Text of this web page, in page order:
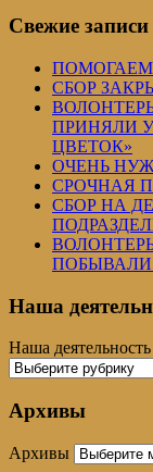
Свежие записи
СБОР
ПРИНЯЛИ
ЦВЕТОК»
ОЧЕНЬ
СРОЧНАЯ
СБОР НА
ПОБЫВАЛИ
Наша
Наша деятельность
Архивы
Архивы